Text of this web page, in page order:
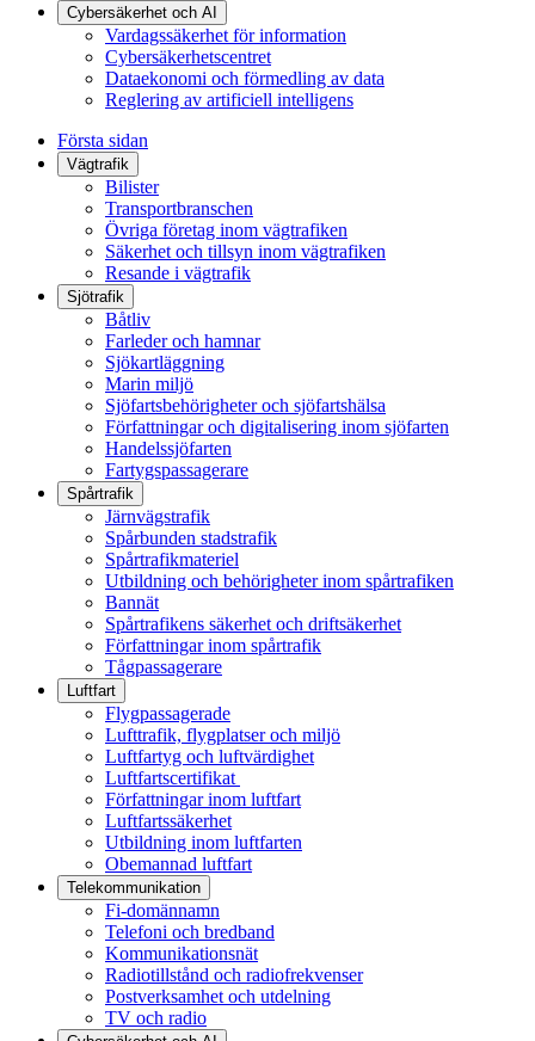
Cybersäkerhet och AI
Vardagssäkerhet för information
Cybersäkerhetscentret
Dataekonomi och förmedling av data
Reglering av artificiell intelligens
Första sidan
Vägtrafik
Bilister
Transportbranschen
Övriga företag inom vägtrafiken
Säkerhet och tillsyn inom vägtrafiken
Resande i vägtrafik
Sjötrafik
Båtliv
Farleder och hamnar
Sjökartläggning
Marin miljö
Sjöfartsbehörigheter och sjöfartshälsa
Författningar och digitalisering inom sjöfarten
Handelssjöfarten
Fartygspassagerare
Spårtrafik
Järnvägstrafik
Spårbunden stadstrafik
Spårtrafikmateriel
Utbildning och behörigheter inom spårtrafiken
Bannät
Spårtrafikens säkerhet och driftsäkerhet
Författningar inom spårtrafik
Tågpassagerare
Luftfart
Flygpassagerade
Lufttrafik, flygplatser och miljö
Luftfartyg och luftvärdighet
Luftfartscertifikat
Författningar inom luftfart
Luftfartssäkerhet
Utbildning inom luftfarten
Obemannad luftfart
Telekommunikation
Fi-domännamn
Telefoni och bredband
Kommunikationsnät
Radiotillstånd och radiofrekvenser
Postverksamhet och utdelning
TV och radio